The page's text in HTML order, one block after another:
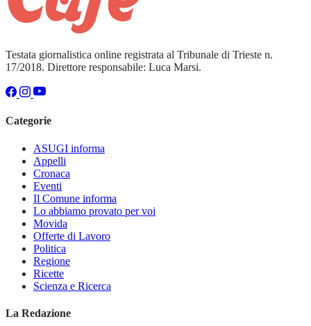
Testata giornalistica online registrata al Tribunale di Trieste n.
17/2018. Direttore responsabile: Luca Marsi.
Categorie
ASUGI informa
Appelli
Cronaca
Eventi
Il Comune informa
Lo abbiamo provato per voi
Movida
Offerte di Lavoro
Politica
Regione
Ricette
Scienza e Ricerca
La Redazione